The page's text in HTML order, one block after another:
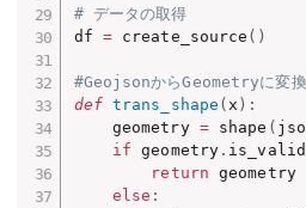
# データの取得
df = create_source ( )
#GeojsonからGeometryに変換
def trans_shape (x ) :
    geometry
= shape (
if geometry . is_valid
return geometry
else :